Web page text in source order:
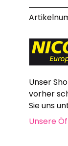
Unser
vorher
Sie uns
Unsere